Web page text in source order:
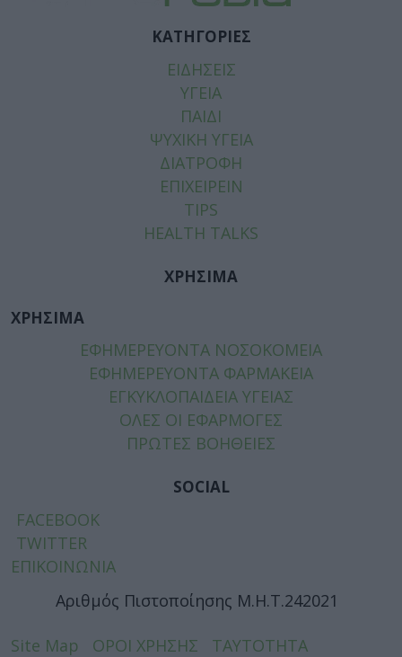
ΚΑΤΗΓΟΡΙΕΣ
ΕΙΔΗΣΕΙΣ
ΥΓΕΙΑ
ΠΑΙΔΙ
ΨΥΧΙΚΗ ΥΓΕΙΑ
ΔΙΑΤΡΟΦΗ
ΕΠΙΧΕΙΡΕΙΝ
TIPS
HEALTH TALKS
ΧΡΗΣΙΜΑ
ΧΡΗΣΙΜΑ
ΕΦΗΜΕΡΕΥΟΝΤΑ ΝΟΣΟΚΟΜΕΙΑ
ΕΦΗΜΕΡΕΥΟΝΤΑ ΦΑΡΜΑΚΕΙΑ
ΕΓΚΥΚΛΟΠΑΙΔΕΙΑ ΥΓΕΙΑΣ
ΟΛΕΣ ΟΙ ΕΦΑΡΜΟΓΕΣ
ΠΡΩΤΕΣ ΒΟΗΘΕΙΕΣ
SOCIAL
FACEBOOK
TWITTER
ΕΠΙΚΟΙΝΩΝΙΑ
Αριθμός Πιστοποίησης Μ.Η.Τ.242021
Site Map ΟΡΟΙ ΧΡΗΣΗΣ ΤΑΥΤΟΤΗΤΑ